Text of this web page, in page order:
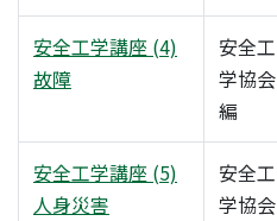
安全工学講座 (4)
故障
安全工
学協会
編
安全工学講座 (5)
人身災害
安全工
学協会